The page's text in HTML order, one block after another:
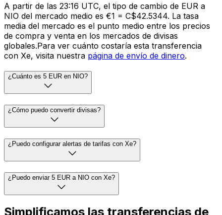
A partir de las 23:16 UTC, el tipo de cambio de EUR a
NIO del mercado medio es €1 = C$42.5344. La tasa
media del mercado es el punto medio entre los precios
de compra y venta en los mercados de divisas
globales.Para ver cuánto costaría esta transferencia
con Xe, visita nuestra página de envío de dinero.
¿Cuánto es 5 EUR en NIO?
¿Cómo puedo convertir divisas?
¿Puedo configurar alertas de tarifas con Xe?
¿Puedo enviar 5 EUR a NIO con Xe?
Simplificamos las transferencias de